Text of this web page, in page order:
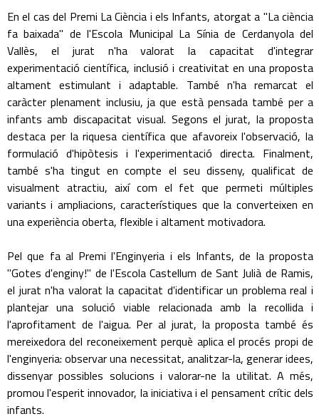
En el cas del Premi La Ciència i els Infants, atorgat a "La ciència
fa baixada" de l'Escola Municipal La Sínia de Cerdanyola del
Vallès, el jurat n'ha valorat la capacitat d'integrar
experimentació científica, inclusió i creativitat en una proposta
altament estimulant i adaptable. També n'ha remarcat el
caràcter plenament inclusiu, ja que està pensada també per a
infants amb discapacitat visual. Segons el jurat, la proposta
destaca per la riquesa científica que afavoreix l'observació, la
formulació d'hipòtesis i l'experimentació directa. Finalment,
també s'ha tingut en compte el seu disseny, qualificat de
visualment atractiu, així com el fet que permeti múltiples
variants i ampliacions, característiques que la converteixen en
una experiència oberta, flexible i altament motivadora.
Pel que fa al Premi l'Enginyeria i els Infants, de la proposta
"Gotes d'enginy!" de l'Escola Castellum de Sant Julià de Ramis,
el jurat n'ha valorat la capacitat d'identificar un problema real i
plantejar una solució viable relacionada amb la recollida i
l'aprofitament de l'aigua. Per al jurat, la proposta també és
mereixedora del reconeixement perquè aplica el procés propi de
l'enginyeria: observar una necessitat, analitzar-la, generar idees,
dissenyar possibles solucions i valorar-ne la utilitat. A més,
promou l'esperit innovador, la iniciativa i el pensament crític dels
infants.